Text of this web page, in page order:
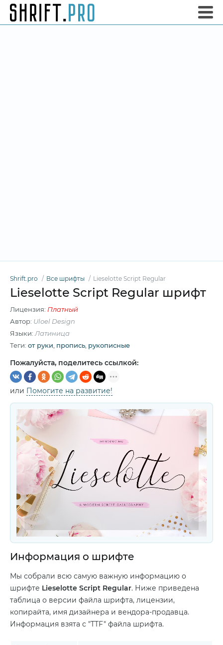
Shrift.pro Все шрифты Lieselotte Script Regular
Lieselotte Script Regular шрифт
Лицензия: Платный
Автор: Uloel Design
Языки: Латиница
Теги: от руки пропись рукописные
Пожалуйста, поделитесь ссылкой:
или Помогите на развитие!
Информация о шрифте
Мы собрали всю самую важную информацию о
шрифте Lieselotte Script Regular. Ниже приведена
таблица о версии файла шрифта, лицензии,
копирайта, имя дизайнера и вендора-продавца.
Информация взята с "TTF" файла шрифта.